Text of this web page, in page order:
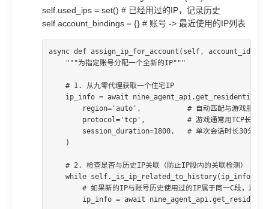
self.used_ips = set() # 已经用过的IP，记录历史
self.account_bindings = {} # 账号 -> 最近使用的IP列表
async def assign_ip_for_account(self, account_id,
    """为指定账号分配一个全新的IP"""
    # 1. 从九零代理获取一个住宅IP
ip_info = await
region='auto',           # 自动匹配与游戏服务器
        protocol='tcp',          # 游戏通常用TCP长连接
        session_duration=1800,   # 单次会话时长30分钟
    )
    # 2. 检查是否与历史IP关联（防止IP段内的关联检测）
while self._is_ip_related_to_history(ip_info,
# 如果新的IP与账号历史使用过的IP属于同一C段，重新
ip_info = await